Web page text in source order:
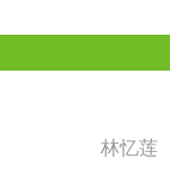
林忆莲